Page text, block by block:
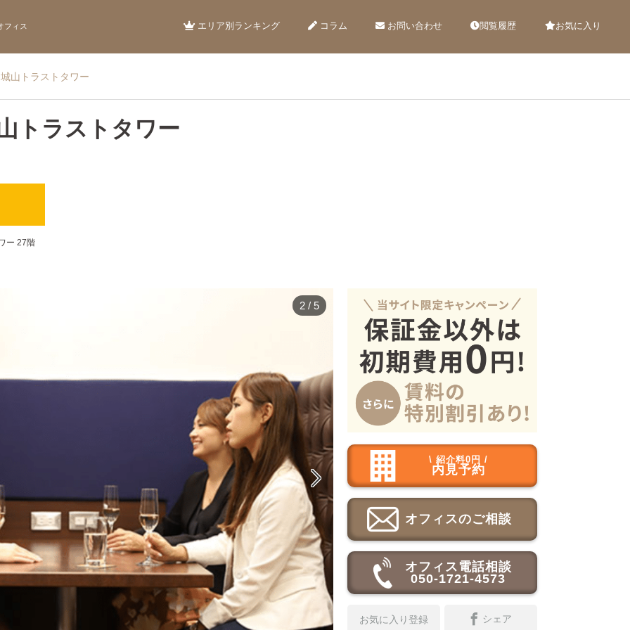
フィス エリア別ランキング コラム お問い合わせ 閲覧履歴 お気に入り
山トラストタワー
トラストタワー
ー 27階

2 / 5
\ 紹介料0円 /
内見予約
オフィスのご相談
オフィス電話相談
050-1721-4573
お気に入り登録 シェア